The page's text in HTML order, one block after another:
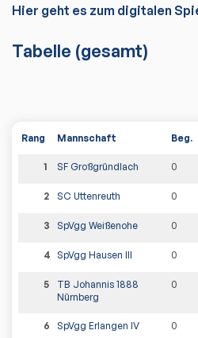
Hier geht es zum digitalen
Tabelle (gesamt)
Rang Mannschaft Beg.
1 SF Großgründlach 0
2 SC Uttenreuth 0
3 SpVgg Weißenohe 0
4 SpVgg Hausen III 0
5
TB Johannis 1888
Nürnberg
0
6 SpVgg Erlangen IV 0